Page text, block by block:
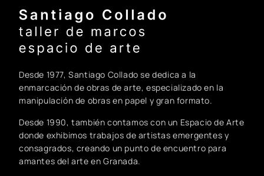
Desde 1977, Santiago Collado se dedica a la
enmarcación de obras de arte, especializado en la
manipulación de obras en papel y gran formato.
Desde 1990, también contamos con un Espacio de Arte
donde exhibimos trabajos de artistas emergentes y
consagrados, creando un punto de encuentro para
amantes del arte en Granada.